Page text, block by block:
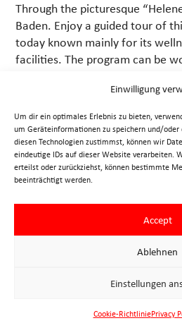
Einwilligung
Um dir ein optimales Erlebnis zu bieten,
um Geräteinformationen zu speichern und/
diesen Technologien zustimmst, können wir
eindeutige IDs auf dieser Website verarbeiten.
erteilst oder zurückziehst, können bestimmte
beeinträchtigt werden.
Accept
Ablehnen
Einstellungen
Cookie-RichtliniePrivacy
Through the picturesque
Baden. Enjoy a guided tour of
today known mainly for its
facilities. The program can be
Duration: approx. 4 hours
Price of the bus and admission
Should you require an offer for
limousine service the guides will
» costs and terms